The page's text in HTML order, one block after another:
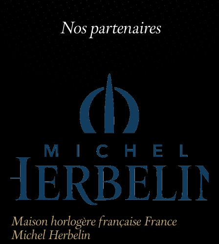
Nos partenaires
Maison horlogère française France
Michel Herbelin